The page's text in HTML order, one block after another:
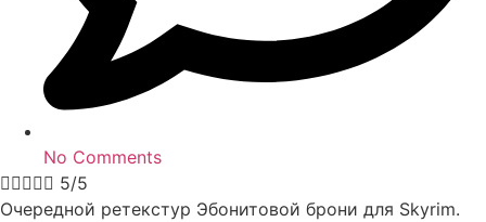
No Comments
 5/5
Очередной ретекстур Эбонитовой брони для Skyrim.